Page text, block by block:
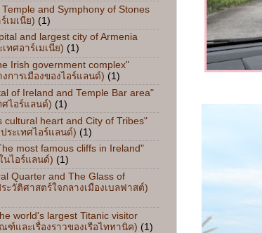
and Symphony of Stones
เมเนีย) (1)
and largest city of Armenia
ทศอาร์เมเนีย) (1)
Irish government complex"
การเมืองของไอร์แลนด์) (1)
of Ireland and Temple Bar area"
ศไอร์แลนด์) (1)
cultural heart and City of Tribes"
ระเทศไอร์แลนด์) (1)
most famous cliffs in Ireland"
นไอร์แลนด์) (1)
Quarter and The Glass of
ะวัติศาสตร์ใจกลางเมืองเบลฟาสต์)
world's largest Titanic visitor
และเรื่องราวของเรือไททานิค) (1)